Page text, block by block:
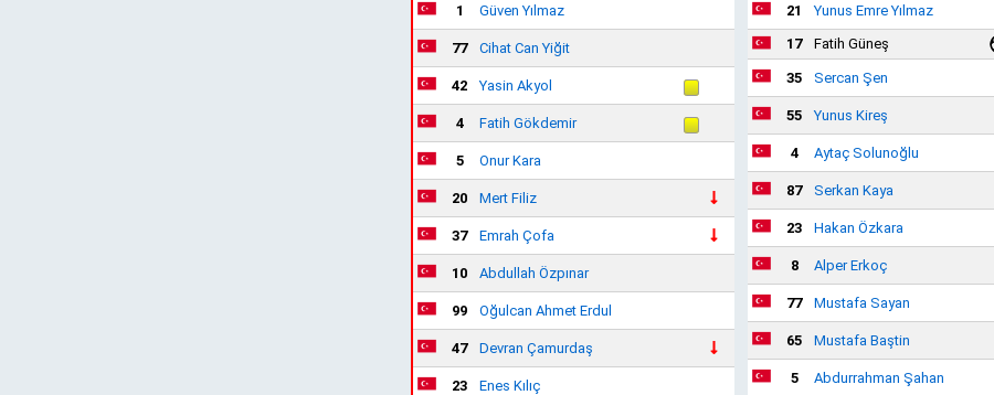
1 Güven Yılmaz
77 Cihat Can Yiğit
42 Yasin Akyol
4 Fatih Gökdemir
5 Onur Kara
20 Mert Filiz
37 Emrah Çofa
10 Abdullah Özpınar
99 Oğulcan Ahmet Erdul
47 Devran Çamurdaş
23
Enes Kılıç
21
Yunus Emre Yılmaz
17
Fatih Güneş
35 Sercan Şen
55 Yunus Kireş
4 Aytaç Solunoğlu
87 Serkan Kaya
23 Hakan Özkara
8 Alper Erkoç
77 Mustafa Sayan
65 Mustafa Baştin
5
Abdurrahman Şahan